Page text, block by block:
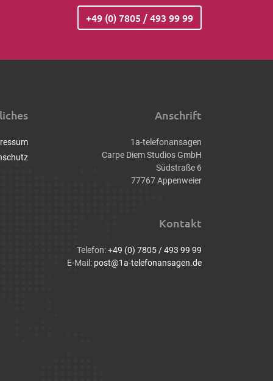
+49 (0) 7805 / 493 99 99
Anschrift
1a-telefonansagen
Carpe Diem Studios GmbH
Südstraße 6
77767 Appenweier
Kontakt
Telefon:+49 (0) 7805 / 493 99 99
E-Mail: post@1a-telefonansagen.de